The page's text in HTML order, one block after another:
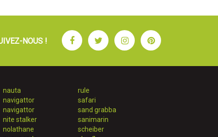
NOUS ! FacebookTwitterInstagramPinterest
nauta
navigattor
navigattor
nite stalker
nolathane
rule
safari
sand grabba
sanimarin
scheiber